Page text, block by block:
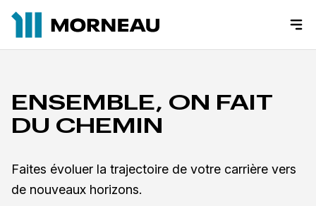
ENSEMBLE, ON FAIT
DU CHEMIN
Faites évoluer la trajectoire de votre carrière vers
de nouveaux horizons.